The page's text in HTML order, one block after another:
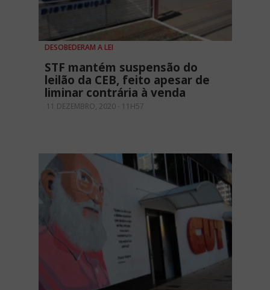
DESOBEDERAM A LEI
STF mantém suspensão do
leilão da CEB, feito apesar de
liminar contrária à venda
11 DEZEMBRO, 2020 - 11H57